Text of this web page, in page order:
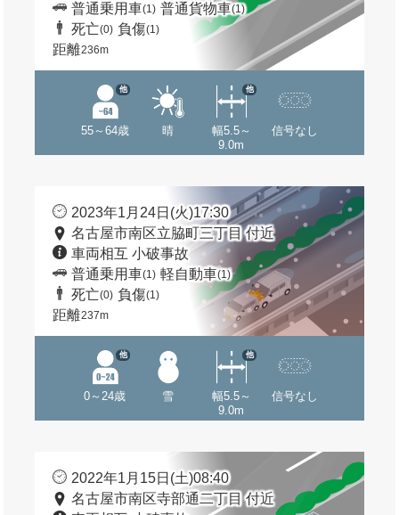
普通乗用車(1) 普通貨物車(1)
死亡(0) 負傷(1)
距離236m
55～64歳
他
晴
幅5.5～
9.0m
他
信号なし
2023年1月24日(火)17:30
名古屋市南区立脇町三丁目 付近
車両相互 小破事故
普通乗用車(1) 軽自動車(1)
死亡(0) 負傷(1)
距離237m
0～24歳
他
雪
幅5.5～
9.0m
他
信号なし
2022年1月15日(土)08:40
名古屋市南区寺部通二丁目 付近